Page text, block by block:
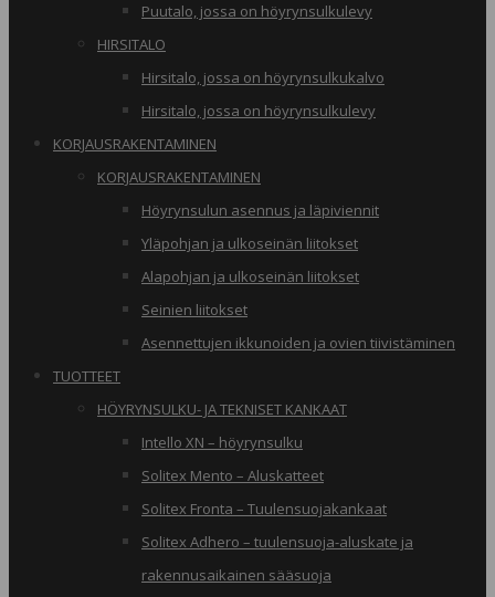
Puutalo, jossa on höyrynsulkulevy
HIRSITALO
Hirsitalo, jossa on höyrynsulkukalvo
Hirsitalo, jossa on höyrynsulkulevy
KORJAUSRAKENTAMINEN
KORJAUSRAKENTAMINEN
Höyrynsulun asennus ja läpiviennit
Yläpohjan ja ulkoseinän liitokset
Alapohjan ja ulkoseinän liitokset
Seinien liitokset
Asennettujen ikkunoiden ja ovien tiivistäminen
TUOTTEET
HÖYRYNSULKU- JA TEKNISET KANKAAT
Intello XN – höyrynsulku
Solitex Mento – Aluskatteet
Solitex Fronta – Tuulensuojakankaat
Solitex Adhero – tuulensuoja-aluskate ja
rakennusaikainen sääsuoja